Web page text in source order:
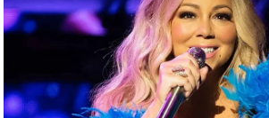
सा
म
क
मा